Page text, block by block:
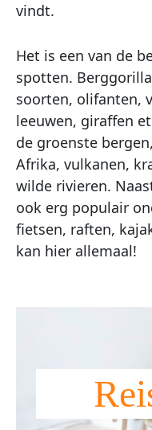
vindt.
Het is een van de
spotten.
soorten, olifanten,
leeuwen, giraffen
de groenste
Afrika, vulkanen,
wilde rivieren.
ook erg populair
fietsen, raften,
kan hier allemaal!